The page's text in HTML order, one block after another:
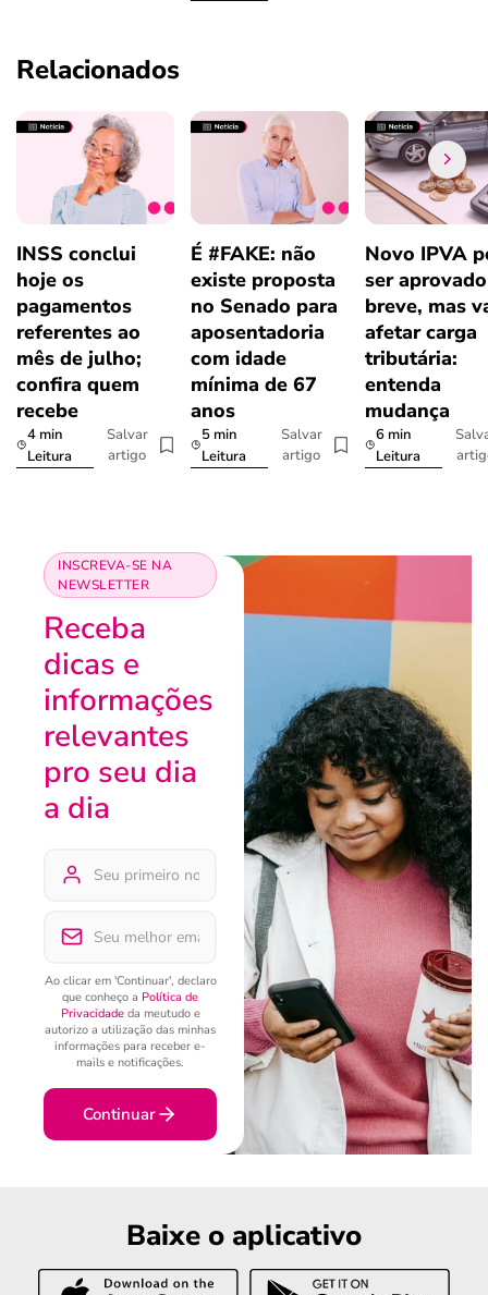
Relacionados
INSS conclui
hoje os
pagamentos
referentes ao
mês de julho;
confira quem
recebe
4 min
Leitura
Salvar
artigo
É #FAKE: não
existe proposta
no Senado para
aposentadoria
com idade
mínima de 67
anos
5 min
Leitura
Salvar
artigo
Novo IPVA
ser
breve, mas
afetar carga
tributária:
entenda
mudança
6 min
Leitura
INSCREVA-SE NA
NEWSLETTER
Receba
dicas e
informações
relevantes
pro seu dia
a dia
Ao clicar em 'Continuar', declaro
que conheço a Política de
Privacidadeda meutudo e
autorizo a utilização das minhas
informações para receber e-
mails e notificações.
Continuar
Baixe o aplicativo